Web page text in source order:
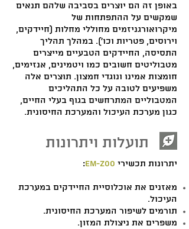
באופן זה הם יוצרים בסביבה שלהם תנאים
שמקשים על ההתפתחות של
מיקרואורגניזמים מחוללי מחלות (חיידקים,
וירוסים, פטריות וכו'). במהלך תהליך
התסיסה, החיידקים הטבעיים מייצרים
מטבוליטים חשובים כמו ויטמינים, אנזימים,
חומצות אמינו ונוגדי חמצון. תוצרים אלה
משפיעים לטובה על כל התהליכים
המטבוליים המתרחשים בגוף בעלי החיים,
כגון מערכת העיכול והמערכת החיסונית.
תועלות ויתרונות
יתרונות תכשירי EM-ZOO
:
מאזנים את אוכלוסיית החיידקים במערכת
העיכול.
תורמים לשיפור המערכת החיסונית.
משפרים את ניצולת המזון.